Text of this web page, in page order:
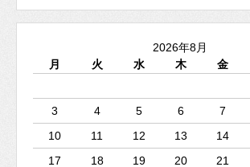
2026年8月
月
火 水 木 金
3
4 5 6 7
10
11 12 13 14
17
18 19 20 21